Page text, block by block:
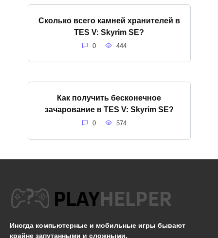
Сколько всего камней хранителей в
TES V: Skyrim SE?
0 444
Как получить бесконечное
зачарование в TES V: Skyrim SE?
0 574
Иногда компьютерные и мобильные игры бывают
крайне запутанными и сложными.